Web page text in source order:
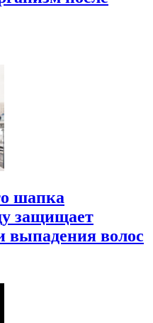
шапка
защищает
выпадения волос